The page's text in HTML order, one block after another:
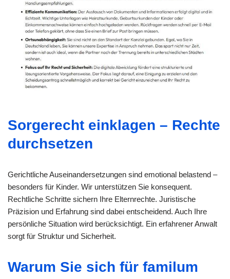
Sorgerecht einklagen – Rechte
durchsetzen
Gerichtliche Auseinandersetzungen sind emotional belastend –
besonders für Kinder. Wir unterstützen Sie konsequent.
Rechtliche Schritte sichern Ihre Elternrechte. Juristische
Präzision und Erfahrung sind dabei entscheidend. Auch Ihre
persönliche Situation wird berücksichtigt. Ein erfahrener Anwalt
sorgt für Struktur und Sicherheit.
Warum Sie sich für familum